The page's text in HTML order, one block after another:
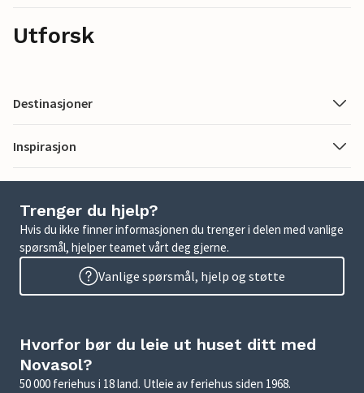
Utforsk
Destinasjoner
Inspirasjon
Trenger du hjelp?
Hvis du ikke finner informasjonen du trenger i delen med vanlige
spørsmål, hjelper teamet vårt deg gjerne.
Vanlige spørsmål, hjelp og støtte
Hvorfor bør du leie ut huset ditt med
Novasol?
50 000 feriehus i 18 land. Utleie av feriehus siden 1968.